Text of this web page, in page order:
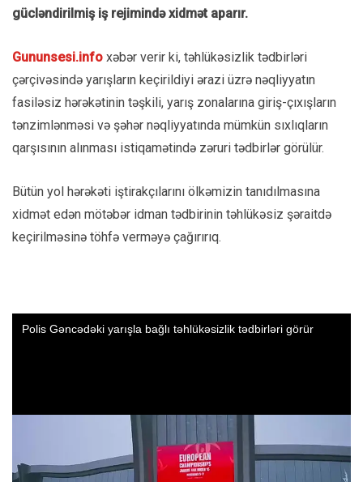
gücləndirilmiş iş rejimində xidmət aparır.
Gununsesi.info xəbər verir ki, təhlükəsizlik tədbirləri
çərçivəsində yarışların keçirildiyi ərazi üzrə nəqliyyatın
fasiləsiz hərəkətinin təşkili, yarış zonalarına giriş-çıxışların
tənzimlənməsi və şəhər nəqliyyatında mümkün sıxlıqların
qarşısının alınması istiqamətində zəruri tədbirlər görülür.
Bütün yol hərəkəti iştirakçılarını ölkəmizin tanıdılmasına
xidmət edən mötəbər idman tədbirinin təhlükəsiz şəraitdə
keçirilməsinə töhfə verməyə çağırırıq.